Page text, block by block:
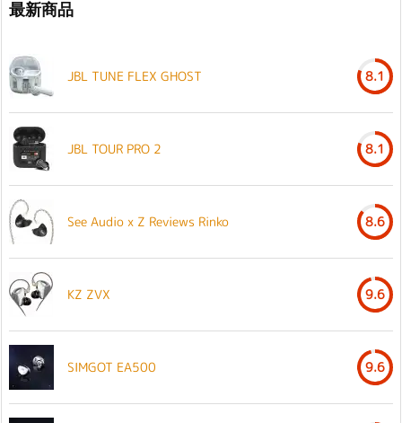
最新商品
JBL TUNE FLEX GHOST 8.1
JBL TOUR PRO 2 8.1
See Audio x Z Reviews Rinko 8.6
KZ ZVX 9.6
SIMGOT EA500 9.6